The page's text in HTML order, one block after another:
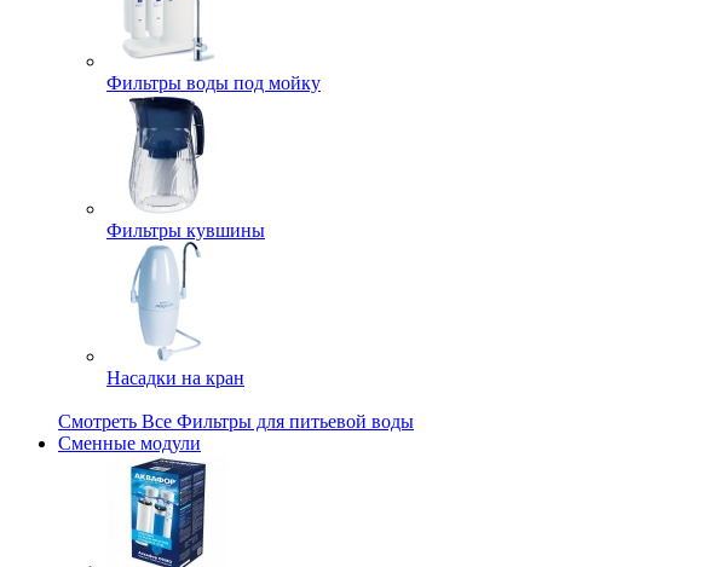
Фильтры воды под мойку
Фильтры кувшины
Насадки на кран
Смотреть Все Фильтры для питьевой воды
Сменные модули